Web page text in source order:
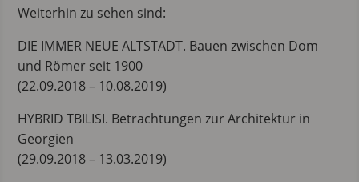
Weiterhin zu sehen sind:
DIE IMMER NEUE ALTSTADT. Bauen zwischen Dom
und Römer seit 1900
(22.09.2018 – 10.08.2019)
HYBRID TBILISI. Betrachtungen zur Architektur in
Georgien
(29.09.2018 – 13.03.2019)